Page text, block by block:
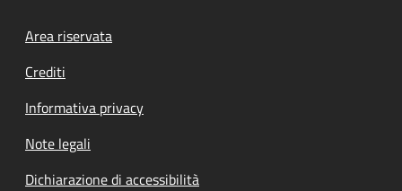
Footer menu
Area riservata
Crediti
Informativa privacy
Note legali
Dichiarazione di accessibilità